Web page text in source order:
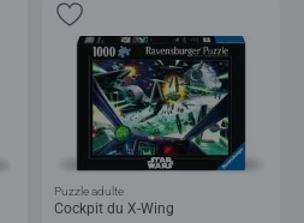
Cockpit du X-Wing
Puzzle adulte